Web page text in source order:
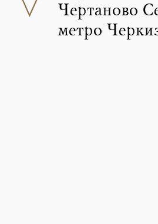
Чертаново
метро